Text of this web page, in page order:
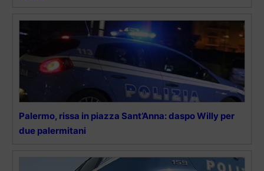
Palermo, rissa in piazza Sant’Anna: daspo Willy per
due palermitani